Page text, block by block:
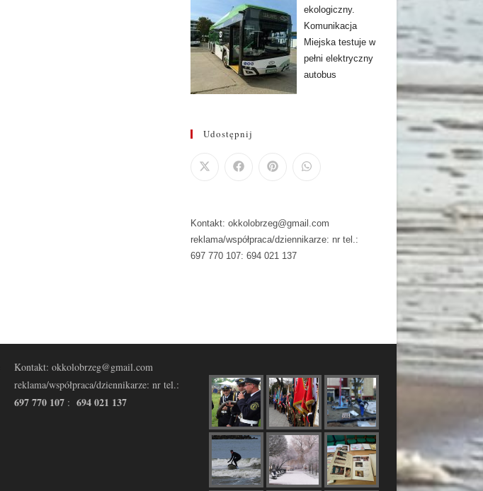
ekologiczny.
Komunikacja
Miejska testuje w
pełni elektryczny
autobus
Udostępnij
Kontakt: okkolobrzeg@gmail.com
reklama/współpraca/dziennikarze: nr tel.:
697 770 107: 694 021 137
Kontakt: okkolobrzeg@gmail.com
reklama/współpraca/dziennikarze: nr tel.:
697 770 107 : 694 021 137